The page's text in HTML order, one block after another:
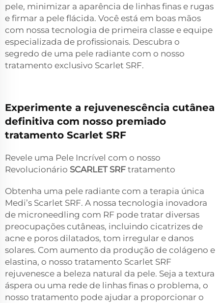
pele, minimizar a aparência de linhas finas e rugas
e firmar a pele flácida. Você está em boas mãos
com nossa tecnologia de primeira classe e equipe
especializada de profissionais. Descubra o
segredo de uma pele radiante com o nosso
tratamento exclusivo Scarlet SRF.
Experimente a rejuvenescência cutânea
definitiva com nosso premiado
tratamento Scarlet SRF
Revele uma Pele Incrível com o nosso
Revolucionário SCARLET SRF tratamento
Obtenha uma pele radiante com a terapia única
Medi’s Scarlet SRF. A nossa tecnologia inovadora
de microneedling com RF pode tratar diversas
preocupações cutâneas, incluindo cicatrizes de
acne e poros dilatados, tom irregular e danos
solares. Com aumento da produção de colágeno e
elastina, o nosso tratamento Scarlet SRF
rejuvenesce a beleza natural da pele. Seja a textura
áspera ou uma rede de linhas finas o problema, o
nosso tratamento pode ajudar a proporcionar o